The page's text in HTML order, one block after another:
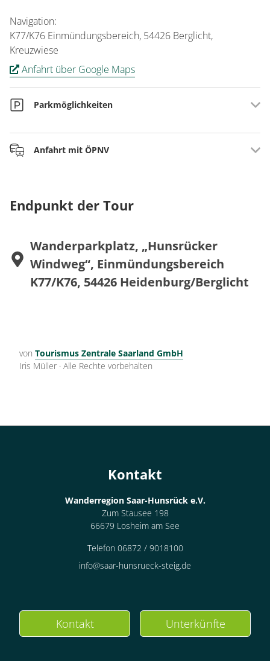
Navigation:
K77/K76 Einmündungsbereich, 54426 Berglicht,
Kreuzwiese
Anfahrt über Google Maps
Parkmöglichkeiten
Wanderparkplatz, „Hunsrücker Windweg“,
Einmündungsbereich K77/K76, 54426
Wanderparkplatz Haardtwald, Thalfang über Zuwegung ca.
oder Parkplatz an der Walfahrtskirche, Berglicht über
Zuwegung ca. 0,7 km
Anfahrt mit ÖPNV
Endpunkt der Tour
Wanderparkplatz, „Hunsrücker
Windweg“, Einmündungsbereich
K77/K76, 54426 Heidenburg/Berglicht
von Tourismus Zentrale Saarland GmbH
Iris Müller · Alle Rechte vorbehalten
Kontakt
Wanderregion Saar-Hunsrück e.V.
Zum Stausee 198
66679 Losheim am See
Telefon 06872 / 9018100
info@saar-hunsrueck-steig.de
Kontakt Unterkünfte